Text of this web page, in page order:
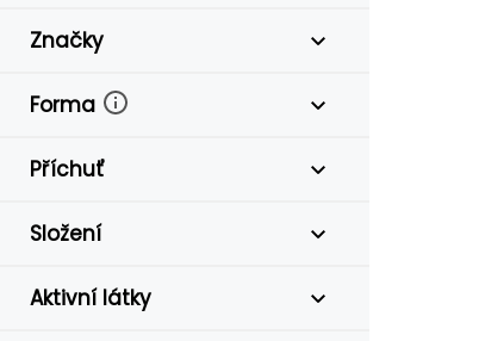
Značky
Forma
Příchuť
Složení
Aktivní látky